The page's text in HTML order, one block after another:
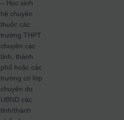
– Học sinh
hệ chuyên
thuộc các
trường THPT
chuyên các
tỉnh, thành
phố hoặc các
trường có lớp
chuyên do
UBND các
tỉnh/thành